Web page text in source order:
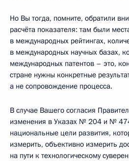
Но Вы тогда, помните, обратили
расчёта показателя: там были
в международных рейтингах,
в международных научных базах,
международных патентов – это,
стране нужны конкретные
а не сопровождение процесса.
В случае Вашего согласия
изменения в Указах № 204 и №
национальные цели развития,
измерить, объективно измерить
на пути к технологическому